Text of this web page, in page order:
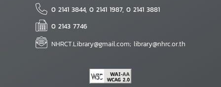
0 2141 3844, 0 2141 1987, 0 2141 3881
0 2143 7746
NHRCT.Library@gmail.com; library@nhrc.or.th